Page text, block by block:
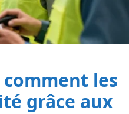
les
grâce aux